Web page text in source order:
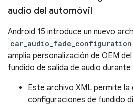
audio del automóvil
Android 15 introduce un nuevo
amplia personalización de OEM
fundido de salida de audio
Este archivo XML permite la
configuraciones de fundido